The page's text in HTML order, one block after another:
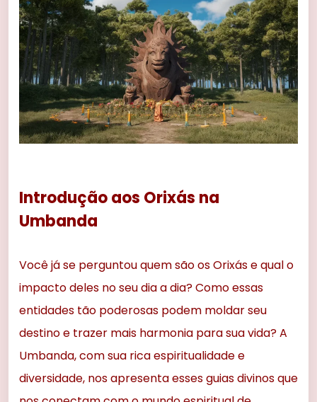
Introdução aos Orixás na
Umbanda
Você já se perguntou quem são os Orixás e qual o
impacto deles no seu dia a dia? Como essas
entidades tão poderosas podem moldar seu
destino e trazer mais harmonia para sua vida? A
Umbanda, com sua rica espiritualidade e
diversidade, nos apresenta esses guias divinos que